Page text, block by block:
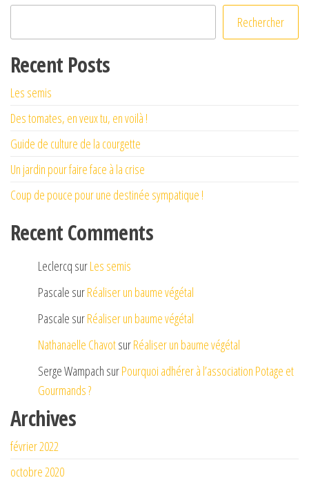
Rechercher
Recent Posts
Les semis
Des tomates, en veux tu, en voilà !
Guide de culture de la courgette
Un jardin pour faire face à la crise
Coup de pouce pour une destinée sympatique !
Recent Comments
Leclercq surLes semis
Pascale surRéaliser un baume végétal
Pascale surRéaliser un baume végétal
Nathanaelle ChavotsurRéaliser un baume végétal
Serge Wampach surPourquoi adhérer à l’association Potage et
Gourmands ?
Archives
février 2022
octobre 2020